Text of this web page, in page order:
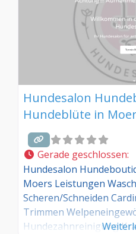
Hundesalon
Hundeblüte in
Gerade geschlossen:
Hundesalon
Moers Leistungen
Scheren/Schneiden
Trimmen
Hundezahnreinigung